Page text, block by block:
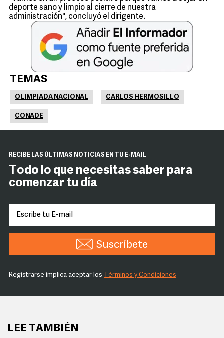
deporte sano y limpio al cierre de nuestra
administración", concluyó el dirigente.
TEMAS
OLIMPIADA NACIONAL CARLOS HERMOSILLO
CONADE
RECIBE LAS ÚLTIMAS NOTICIAS EN TU E-MAIL
Todo lo que necesitas saber para
comenzar tu día
Suscríbete
Registrarse implica aceptar los Términos y Condiciones
LEE TAMBIÉN